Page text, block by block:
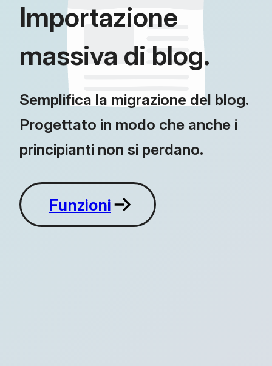
Importazione
massiva di blog.
Semplifica la migrazione del blog.
Progettato in modo che anche i
principianti non si perdano.
Funzioni